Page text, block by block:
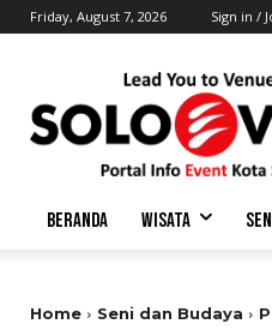
Friday, August 7, 2026 Sign in /
BERANDA WISATA
Home Seni dan Budaya